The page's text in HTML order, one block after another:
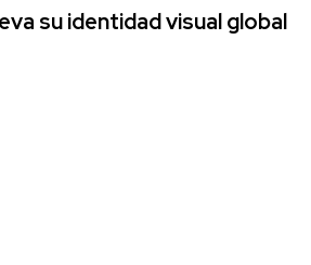
su identidad visual global